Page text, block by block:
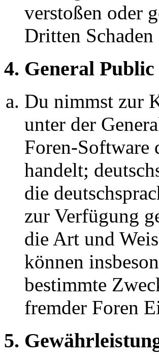
verstoßen oder
Dritten
4. General Public
Du nimmst zur
unter der
Foren-Software
handelt;
die
zur Verfügung
die Art und
können
bestimmte
fremder Foren
5.